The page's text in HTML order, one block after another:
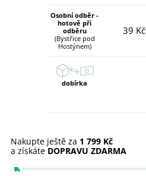
Osobní odběr -
hotově při
odběru
(Bystřice pod
Hostýnem)
39 Kč
dobírka
Nakupte ještě za 1 799 Kč
a získáte DOPRAVU ZDARMA